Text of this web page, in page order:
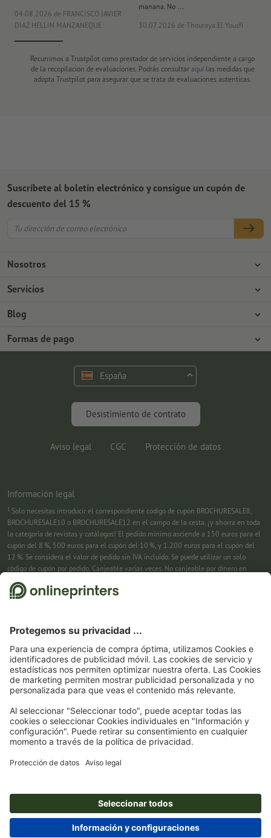
04.08.2026 de FRANCISCO JAVIER
DIAZ HELLIN MANZANEQUE
manana. No ...
30.07.2026 de Thouraya El Yousfi
Recurrimos a Trustpilot como prestador de servicios independiente a cargo
de la recopilación de evaluaciones. Podrás consultar aquílas medidas que
adopta Trustpilot para asegurar que se trata de evaluaciones auténticas.
Nosotros
Empresa
Protección del medio ambiente
Servicios
Formas de pago
Programa Premium
Blog
Tutoriales de Photoshop
Fuentes y Herramientas
Formas de pago
Suscríbete al boletín electrónico y consigue un cupón de
descuento del 15 %
España
Desistimiento de contrato
Aviso legal CGC Protección de datos
Información legal
1 Solo necesitas introducir el correspondiente código de cupón BROCHURESALE8,
BROCHURESALE10 o BROCHURESALE12 en el campo de la cesta, ¡y ahorra en toda
la categoría de revistas y catálogos! El pedido mínimo asciende a 150 euros para el
cupón del 8 %, 500 euros para el cupón del 10 %, y 1.200 euros para el cupón del
12 %. Se considera el valor de pedido sin IVA incluido. Se puede utilizar un solo
código de cupón por pedido. Canjeable varias veces. No canjeable por dinero en
efectivo. No acumulable con otras promociones. La promoción es válida hasta el
31/08/2026 inclusive.
nuestro boletín. Por supuesto, te puedes dar de baja en cualquier momento. Importe
máximo del descuento: 150 € del valor del pedido (sin IVA). Canjeable sólo una vez.
Sin pedido mínimo. No canjeable por dinero en efectivo. No acumulable con otras
promociones ni códigos de descuento.La validez del cupón es de seis semanas tras
la recepción.
3
cesta, y ahorra en productos seleccionados. Sin pedido mínimo. Canjeable varias
veces. No canjeable por dinero en efectivo. No acumulable con otras promociones.
La promoción es válida hasta el 31/08/2026 inclusive.
productos seleccionados. Sin pedido mínimo. Canjeable varias veces. No canjeable